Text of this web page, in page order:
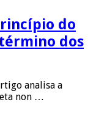
do
dos
analisa a
non …